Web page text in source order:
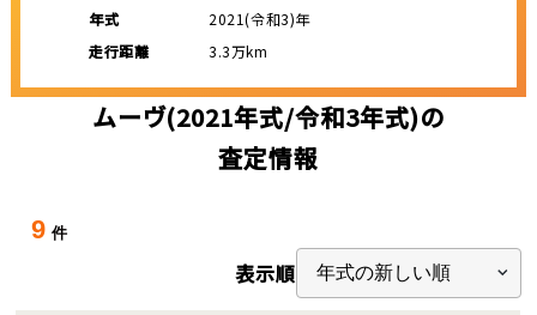
年式
2021(令和3)年
走行距離
3.3万km
ムーヴ(2021年式/令和3年式)の
査定情報
9 件
表示順